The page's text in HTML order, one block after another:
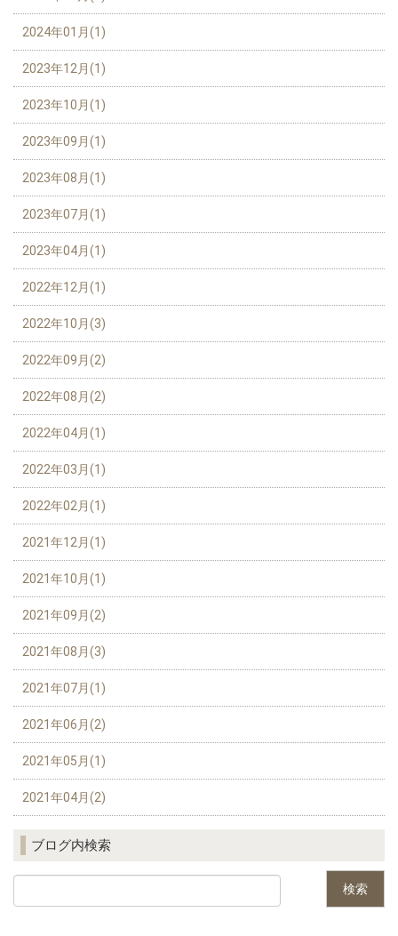
2024年01月(1)
2023年12月(1)
2023年10月(1)
2023年09月(1)
2023年08月(1)
2023年07月(1)
2023年04月(1)
2022年12月(1)
2022年10月(3)
2022年09月(2)
2022年08月(2)
2022年04月(1)
2022年03月(1)
2022年02月(1)
2021年12月(1)
2021年10月(1)
2021年09月(2)
2021年08月(3)
2021年07月(1)
2021年06月(2)
2021年05月(1)
2021年04月(2)
ブログ内検索